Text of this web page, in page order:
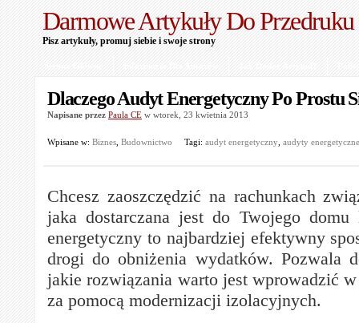
Darmowe Artykuły Do Przedruku
Pisz artykuły, promuj siebie i swoje strony
Dlaczego Audyt Energetyczny Po Prostu
Napisane przez Paula CE w wtorek, 23 kwietnia 2013
Wpisane w: Biznes Budownictwo Tagi: audyt energetyczny audyty energetyczne
Chcesz zaoszczędzić na rachunkach
jaka dostarczana jest do Twojego
energetyczny to najbardziej efektywny
drogi do obniżenia wydatków. Pozwala
jakie rozwiązania warto jest wprowadzić
za pomocą modernizacji izolacyjnych.